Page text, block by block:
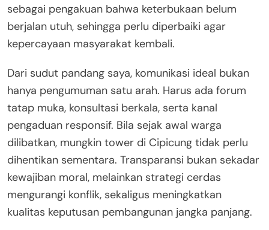
sebagai pengakuan bahwa keterbukaan belum
berjalan utuh, sehingga perlu diperbaiki agar
kepercayaan masyarakat kembali.
Dari sudut pandang saya, komunikasi ideal bukan
hanya pengumuman satu arah. Harus ada forum
tatap muka, konsultasi berkala, serta kanal
pengaduan responsif. Bila sejak awal warga
dilibatkan, mungkin tower di Cipicung tidak perlu
dihentikan sementara. Transparansi bukan sekadar
kewajiban moral, melainkan strategi cerdas
mengurangi konflik, sekaligus meningkatkan
kualitas keputusan pembangunan jangka panjang.